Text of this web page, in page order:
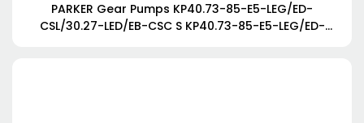
PARKER Gear Pumps KP40.73-85-E5-LEG/ED-
CSL/30.27-LED/EB-CSC S KP40.73-85-E5-LEG/ED-